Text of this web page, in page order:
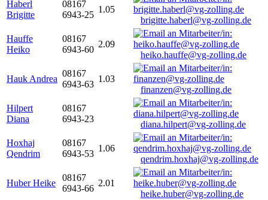
Haberl
Brigitte
08167
6943-25
1.05
brigitte.haberl@vg-zolling.de
Hauffe
Heiko
08167
6943-60
2.09
heiko.hauffe@vg-zolling.de
Hauk Andrea
08167
6943-63
1.03
finanzen@vg-zolling.de
Hilpert
Diana
08167
6943-23
diana.hilpert@vg-zolling.de
Hoxhaj
Qendrim
08167
6943-53
1.06
qendrim.hoxhaj@vg-zolling.de
Huber Heike
08167
6943-66
2.01
heike.huber@vg-zolling.de